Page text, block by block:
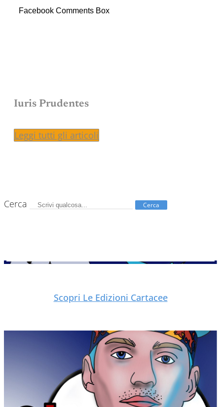
Facebook Comments Box
Iuris Prudentes
Leggi tutti gli articoli
Cerca Cerca
Scopri Le Edizioni Cartacee